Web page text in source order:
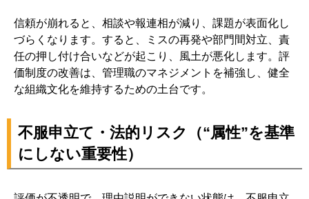
拾う
7-6. 「目標管理×行動評価×価値観」をどう組み合わせる
と失敗しにくいか（実務例）
7-7. データで見る目標管理の課題感（期初/期中/期末の
8. 改善を定着させる実行プラン｜90日で回す“評価改善サイ
クル”
8-1. ステップ1：現状診断（アンケート・面談・評価分
信頼が崩れると、相談や報連相が減り、課題が表面化し
づらくなります。すると、ミスの再発や部門間対立、責
任の押し付け合いなどが起こり、風土が悪化します。評
価制度の改善は、管理職のマネジメントを補強し、健全
な組織文化を維持するための土台です。
不服申立て・法的リスク（“属性”を基準
にしない重要性）